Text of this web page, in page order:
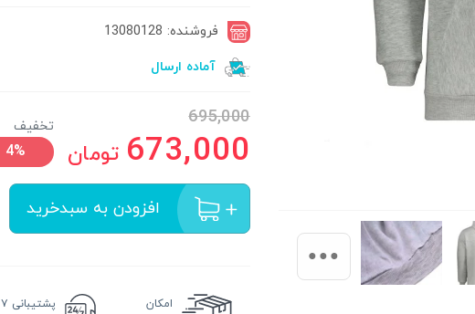
فروشنده: 13080128
آماده ارسال
695,000
673,000 تومان
تخفیف
4%
افزودن به سبدخرید
امکان
پشتیبانی ۷